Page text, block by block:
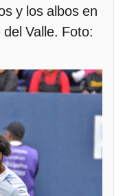
y los albos en
Valle. Foto: